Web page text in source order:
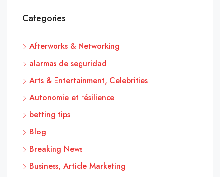
Categories
Afterworks & Networking
alarmas de seguridad
Arts & Entertainment, Celebrities
Autonomie et résilience
betting tips
Blog
Breaking News
Business, Article Marketing